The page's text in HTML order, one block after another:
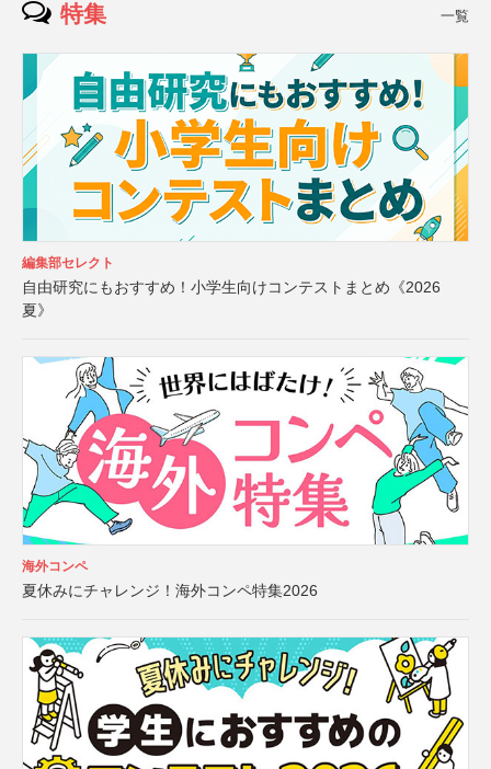
特集 一覧
編集部セレクト
自由研究にもおすすめ！小学生向けコンテストまとめ《2026
夏》
海外コンペ
夏休みにチャレンジ！海外コンペ特集2026